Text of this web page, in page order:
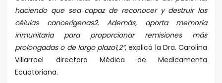
haciendo que sea capaz de reconocer y destruir las
células cancerígenas2. Además, aporta memoria
inmunitaria para proporcionar remisiones más
prolongadas o de largo plazo1,2”, explicó la Dra. Carolina
Villarroel directora Médica de Medicamenta
Ecuatoriana.